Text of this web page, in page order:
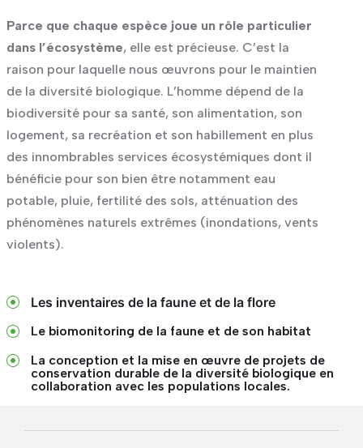
Parce que chaque espèce joue un rôle particulier
dans l’écosystème, elle est précieuse. C’est la
raison pour laquelle nous œuvrons pour le maintien
de la diversité biologique. L’homme dépend de la
biodiversité pour sa santé, son alimentation, son
logement, sa recréation et son habillement en plus
des innombrables services écosystémiques dont il
bénéficie pour son bien être notamment eau
potable, pluie, fertilité des sols, atténuation des
phénomènes naturels extrêmes (inondations, vents
violents).
Les inventaires de la faune et de la flore
Le biomonitoring de la faune et de son habitat
La conception et la mise en œuvre de projets de
conservation durable de la diversité biologique en
collaboration avec les populations locales.